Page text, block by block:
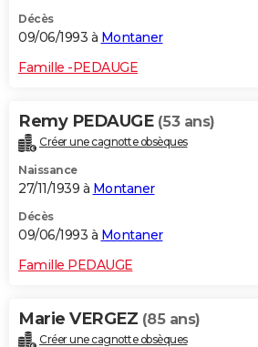
Décès
09/06/1993 à Montaner
Famille -PEDAUGE
Remy PEDAUGE (53 ans)
Créer une cagnotte obsèques
Naissance
27/11/1939 à Montaner
Décès
09/06/1993 à Montaner
Famille PEDAUGE
Marie VERGEZ (85 ans)
Créer une cagnotte obsèques